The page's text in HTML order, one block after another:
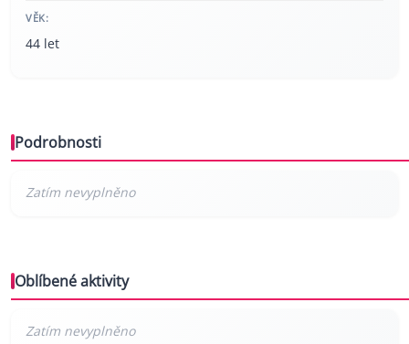
VĚK:
44 let
Podrobnosti
Oblíbené aktivity